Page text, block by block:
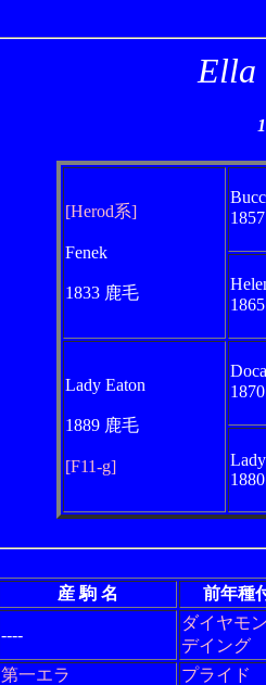
Ella
[Herod系]
Fenek
1833 鹿毛
Lady Eaton
1889 鹿毛
[F11-g]
産 駒 名 前年種
----
ダイヤモ
デイング
第一エラ プライド